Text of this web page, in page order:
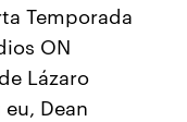
Temporada
ON
Lázaro
Dean